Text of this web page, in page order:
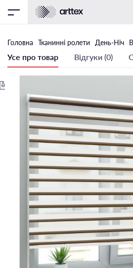
Головна Тканинні ролети День-Ніч
Усе про товар Відгуки (0)